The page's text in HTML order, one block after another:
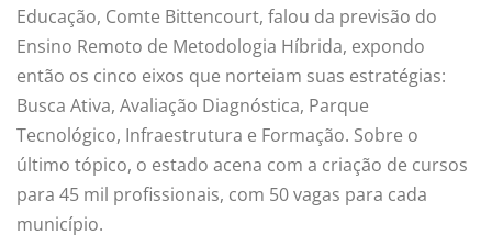
Educação, Comte Bittencourt, falou da previsão do
Ensino Remoto de Metodologia Híbrida, expondo
então os cinco eixos que norteiam suas estratégias:
Busca Ativa, Avaliação Diagnóstica, Parque
Tecnológico, Infraestrutura e Formação. Sobre o
último tópico, o estado acena com a criação de cursos
para 45 mil profissionais, com 50 vagas para cada
município.